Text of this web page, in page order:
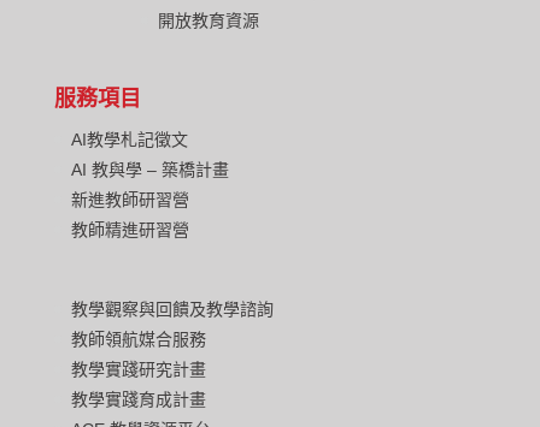
開放教育資源
服務項目
AI教學札記徵文
AI 教與學 – 築橋計畫
新進教師研習營
教師精進研習營
教學觀察與回饋及教學諮詢
教師領航媒合服務
教學實踐研究計畫
教學實踐育成計畫